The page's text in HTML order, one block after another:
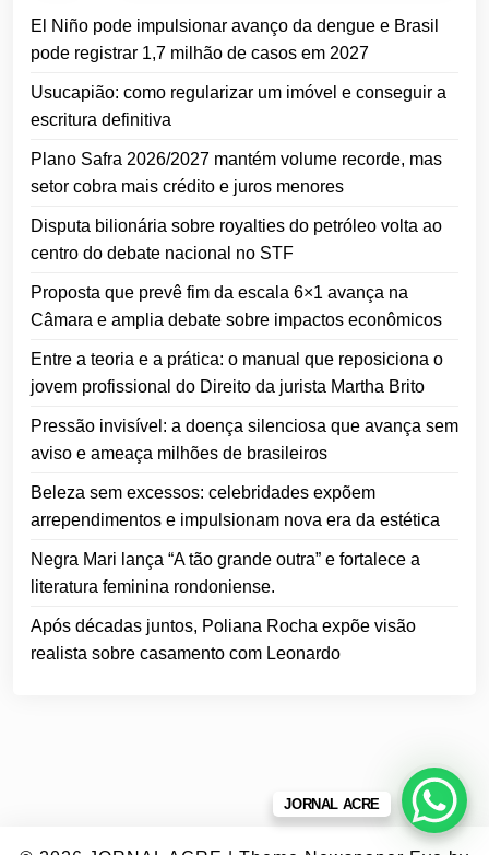
El Niño pode impulsionar avanço da dengue e Brasil
pode registrar 1,7 milhão de casos em 2027
Usucapião: como regularizar um imóvel e conseguir a
escritura definitiva
Plano Safra 2026/2027 mantém volume recorde, mas
setor cobra mais crédito e juros menores
Disputa bilionária sobre royalties do petróleo volta ao
centro do debate nacional no STF
Proposta que prevê fim da escala 6×1 avança na
Câmara e amplia debate sobre impactos econômicos
Entre a teoria e a prática: o manual que reposiciona o
jovem profissional do Direito da jurista Martha Brito
Pressão invisível: a doença silenciosa que avança sem
aviso e ameaça milhões de brasileiros
Beleza sem excessos: celebridades expõem
arrependimentos e impulsionam nova era da estética
Negra Mari lança “A tão grande outra” e fortalece a
literatura feminina rondoniense.
Após décadas juntos, Poliana Rocha expõe visão
realista sobre casamento com Leonardo
JORNAL ACRE